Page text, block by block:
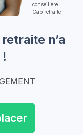
conseillère
Cap retraite
n’a